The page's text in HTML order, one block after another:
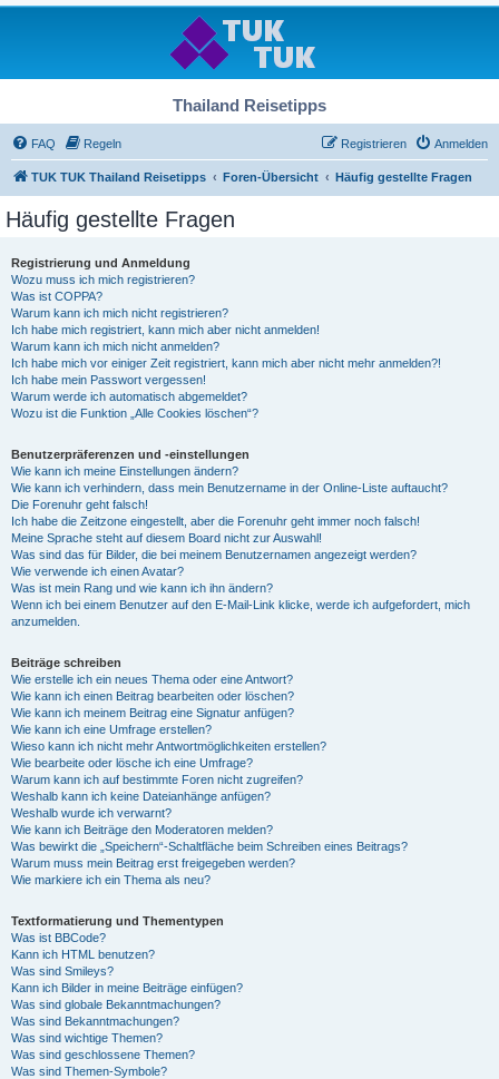
Thailand Reisetipps
FAQ Regeln Anmelden
Registrieren
TUK TUK Thailand Reisetipps Foren-Übersicht Häufig gestellte Fragen
Häufig gestellte Fragen
Registrierung und Anmeldung
Wozu muss ich mich registrieren?
Was ist COPPA?
Warum kann ich mich nicht registrieren?
Ich habe mich registriert, kann mich aber nicht anmelden!
Warum kann ich mich nicht anmelden?
Ich habe mich vor einiger Zeit registriert, kann mich aber nicht mehr anmelden?!
Ich habe mein Passwort vergessen!
Warum werde ich automatisch abgemeldet?
Wozu ist die Funktion „Alle Cookies löschen“?
Benutzerpräferenzen und -einstellungen
Wie kann ich meine Einstellungen ändern?
Wie kann ich verhindern, dass mein Benutzername in der Online-Liste auftaucht?
Die Forenuhr geht falsch!
Ich habe die Zeitzone eingestellt, aber die Forenuhr geht immer noch falsch!
Meine Sprache steht auf diesem Board nicht zur Auswahl!
Was sind das für Bilder, die bei meinem Benutzernamen angezeigt werden?
Wie verwende ich einen Avatar?
Was ist mein Rang und wie kann ich ihn ändern?
Wenn ich bei einem Benutzer auf den E-Mail-Link klicke, werde ich aufgefordert, mich
anzumelden.
Beiträge schreiben
Wie erstelle ich ein neues Thema oder eine Antwort?
Wie kann ich einen Beitrag bearbeiten oder löschen?
Wie kann ich meinem Beitrag eine Signatur anfügen?
Wie kann ich eine Umfrage erstellen?
Wieso kann ich nicht mehr Antwortmöglichkeiten erstellen?
Wie bearbeite oder lösche ich eine Umfrage?
Warum kann ich auf bestimmte Foren nicht zugreifen?
Weshalb kann ich keine Dateianhänge anfügen?
Weshalb wurde ich verwarnt?
Wie kann ich Beiträge den Moderatoren melden?
Was bewirkt die „Speichern“-Schaltfläche beim Schreiben eines Beitrags?
Warum muss mein Beitrag erst freigegeben werden?
Wie markiere ich ein Thema als neu?
Textformatierung und Thementypen
Was ist BBCode?
Kann ich HTML benutzen?
Was sind Smileys?
Kann ich Bilder in meine Beiträge einfügen?
Was sind globale Bekanntmachungen?
Was sind Bekanntmachungen?
Was sind wichtige Themen?
Was sind geschlossene Themen?
Was sind Themen-Symbole?